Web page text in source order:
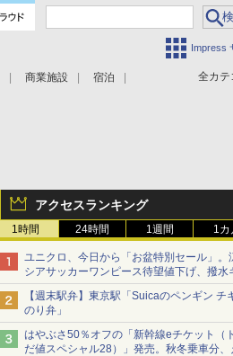
Impress
全カテ
商業施設 宿泊
アクセスランキング
1時間 24時間 1週間 1カ
ユニクロ、今日から「お盆特別セール」。
シアサッカーワンピース待望値下げ、撥水
ショーツは1990円に
【週末駅弁】東京駅「Suicaのペンギン チ
のり弁」
はやぶさ50％オフの「新幹線eチケット（
だ値スペシャル28）」発売。秋冬乗車分、